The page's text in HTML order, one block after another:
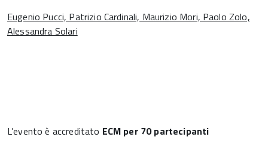
Eugenio Pucci, Patrizio Cardinali, Maurizio Mori, Paolo Zolo,
Alessandra Solari
L’evento è accreditato ECM per 70 partecipanti